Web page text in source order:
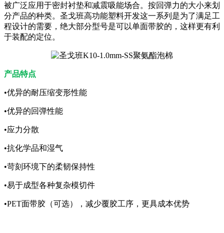
被广泛应用于密封衬垫和减震吸能场合。按回弹力的大小来划
分产品的种类。圣戈班高功能塑料开发这一系列是为了满足工
程设计的需要，绝大部分型号是可以单面带胶的，这样更有利
于装配的定位。
产品特点
•优异的耐压缩变形性能
•优异的回弹性能
•应力分散
•抗化学品和湿气
•苛刻环境下的柔韧保持性
•易于成型各种复杂模切件
•PET面带胶（可选），减少覆胶工序，更具成本优势